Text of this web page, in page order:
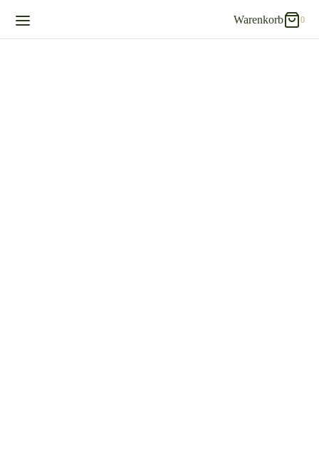
Warenkorb 0